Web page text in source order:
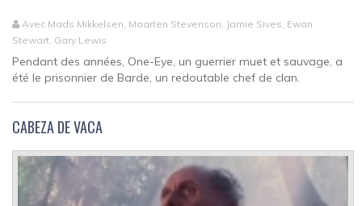
Avec Mads Mikkelsen, Maarten Stevenson, Jamie Sives, Ewan
Stewart, Gary Lewis
Pendant des années, One-Eye, un guerrier muet et sauvage, a
été le prisonnier de Barde, un redoutable chef de clan.
CABEZA DE VACA